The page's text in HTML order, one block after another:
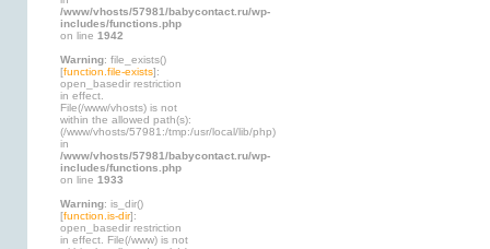
/www/vhosts/57981/babycontact.ru/wp-
includes/functions.php
on line 1942
Warning: file_exists()
[function.file-exists]:
open_basedir restriction
in effect.
File(/www/vhosts) is not
within the allowed path(s):
(/www/vhosts/57981:/tmp:/usr/local/lib/php)
in
/www/vhosts/57981/babycontact.ru/wp-
includes/functions.php
on line 1933
Warning: is_dir()
[function.is-dir]:
open_basedir restriction
in effect. File(/www) is not